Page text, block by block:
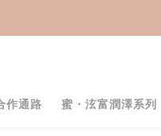
作通路 蜜・泫富潤澤系列